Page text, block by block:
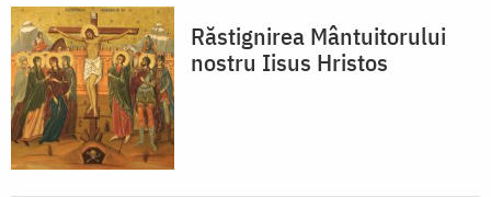
Răstignirea Mântuitorului
nostru Iisus Hristos